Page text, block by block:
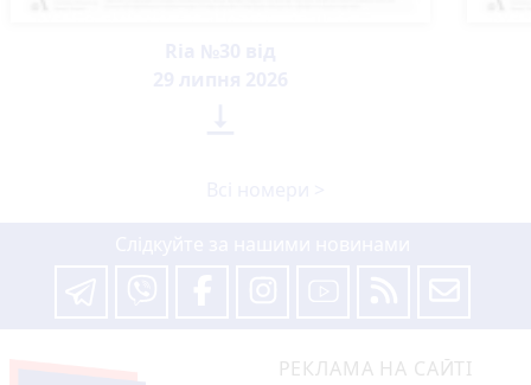
РЕКЛАМА НА САЙТІ